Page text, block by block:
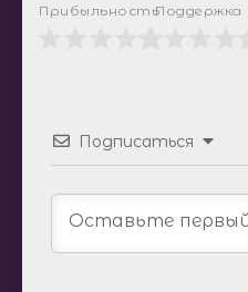
ПрибыльностьПоддержка
Подписаться